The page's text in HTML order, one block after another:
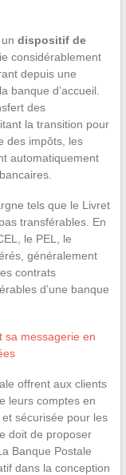
dispositif de
considérablement
depuis une
banque d’accueil.
des
la transition pour
des impôts, les
automatiquement
tels que le Livret
transférables. En
le PEL, le
généralement
contrats
d’une banque
sa messagerie en
offrent aux clients
leurs comptes en
sécurisée pour les
doit de proposer
Banque Postale
dans la conception